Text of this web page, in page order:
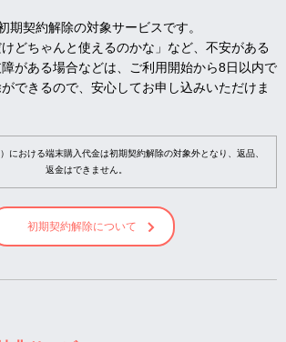
期契約解除の対象サービスです。
けどちゃんと使えるのかな」など、不安がある
がある場合などは、ご利用開始から8日以内で
できるので、安心してお申し込みいただけま
における端末購入代金は初期契約解除の対象外となり、返品、
返金はできません。
初期契約解除について